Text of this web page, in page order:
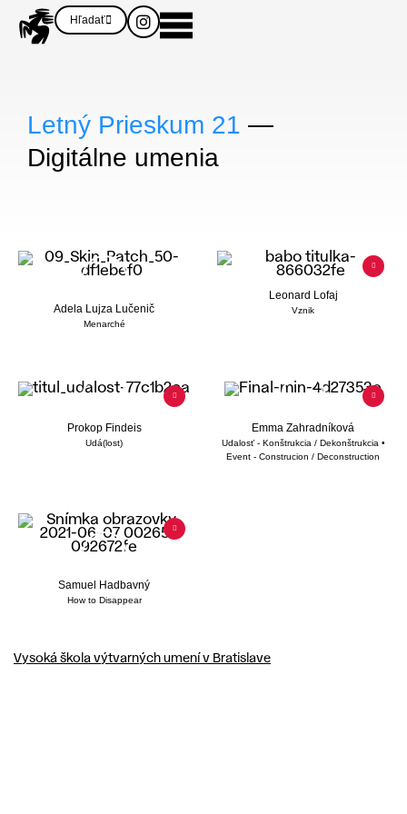
Hľadať
Letný Prieskum 21 —
Digitálne umenia
Adela Lujza Lučenič
Menarché
Leonard Lofaj
Vznik
Prokop Findeis
Udá(lost)
Emma Zahradníková
Udalosť - Konštrukcia / Dekonštrukcia •
Event - Construcion / Deconstruction
Samuel Hadbavný
How to Disappear
Vysoká škola výtvarných umení v Bratislave